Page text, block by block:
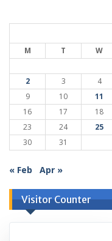
M T W
2
3 4
9
10 11
16
17 18
23
24 25
30
31
« Feb Apr »
Visitor Counter